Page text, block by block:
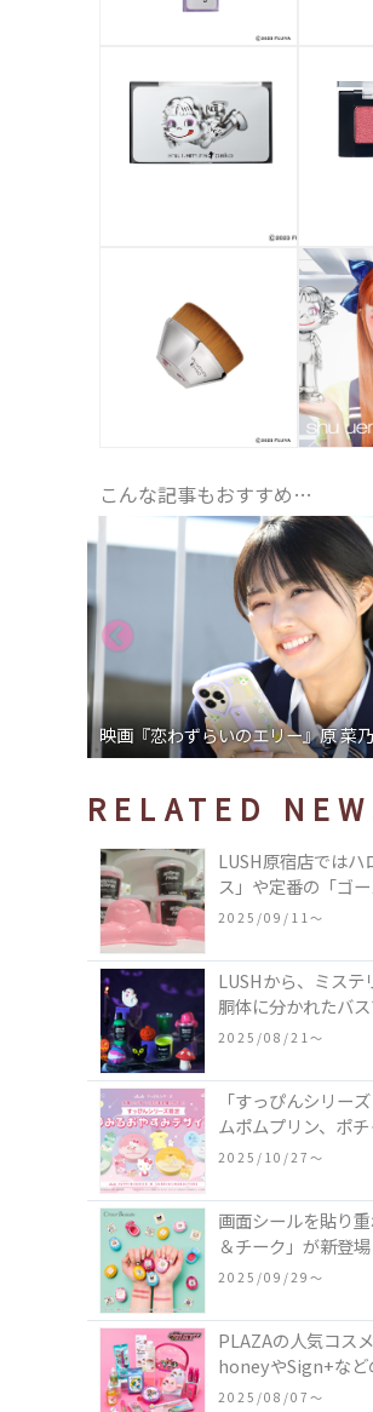
こんな記事もおすすめ…
映画『恋わずらいのエリー』原 菜
RELATED
LUSH原宿店では
ス」や定番の「ゴ
2025/09/11〜
LUSHから、ミステ
胴体に分かれたバ
ーズなど♪
2025/08/21〜
「すっぴんシリー
ムポムプリン、ポ
2025/10/27〜
画面シールを貼り
＆チーク」が新登場
2025/09/29〜
PLAZAの人気コス
honeyやSign+など
2025/08/07〜